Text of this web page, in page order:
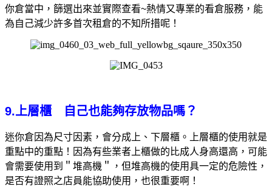
你倉當中，篩選出來並實際查看~熱情又專業的看倉服務，能
為自己減少許多首次租倉的不知所措呢！
9.上層櫃 自己也能夠存放物品嗎？
迷你倉因為尺寸因素，會分成上、下層櫃。上層櫃的使用就是
重點中的重點！ 因為有些業者上櫃做的比成人身高還高，可能
會需要使用到＂堆高機＂，但堆高機的使用具一定的危險性，
是否有證照之店員能協助使用，也很重要啊！